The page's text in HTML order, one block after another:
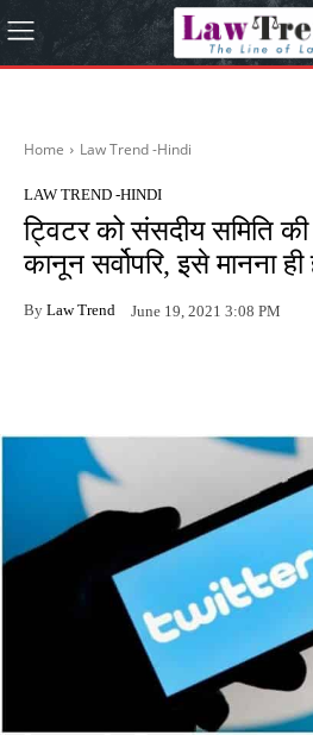
Home Law Trend -Hindi
LAW TREND -HINDI
ट्विटर को संसदीय समिति
कानून सर्वोपरि, इसे मानना ही
By Law Trend June 19, 2021 3:08 PM